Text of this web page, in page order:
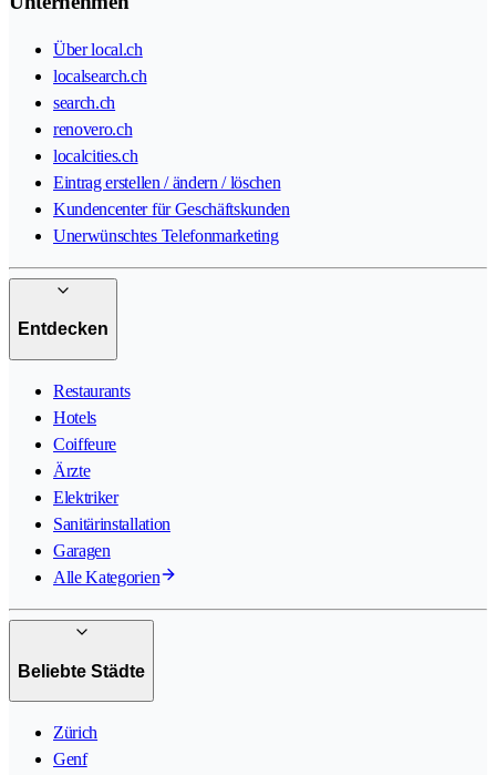
Über local.ch
localsearch.ch
search.ch
renovero.ch
localcities.ch
Eintrag erstellen / ändern / löschen
Kundencenter für Geschäftskunden
Unerwünschtes Telefonmarketing
Entdecken
Restaurants
Hotels
Coiffeure
Ärzte
Elektriker
Sanitärinstallation
Garagen
Alle Kategorien
Beliebte Städte
Zürich
Genf